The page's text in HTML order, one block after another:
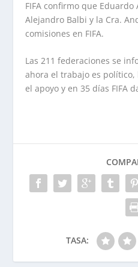
FIFA confirmo que Eduardo
Alejandro Balbi y la Cra.
comisiones en FIFA.
Las 211 federaciones se
ahora el trabajo es
el apoyo y en 35 días FIFA
TASA: